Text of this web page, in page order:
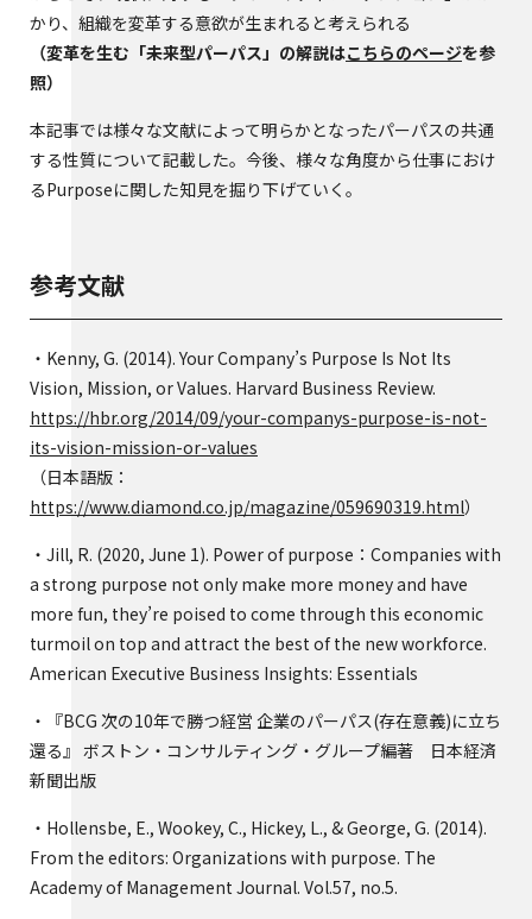
かり、組織を変革する意欲が生まれると考えられる
（変革を生む「未来型パーパス」の解説はこちらのページを参
照）
本記事では様々な文献によって明らかとなったパーパスの共通
する性質について記載した。今後、様々な角度から仕事におけ
るPurposeに関した知見を掘り下げていく。
参考文献
・Kenny, G. (2014). Your Company’s Purpose Is Not Its
Vision, Mission, or Values. Harvard Business Review.
https://hbr.org/2014/09/your-companys-purpose-is-not-
its-vision-mission-or-values
（日本語版：
https://www.diamond.co.jp/magazine/059690319.html）
・Jill, R. (2020, June 1). Power of purpose：Companies with
a strong purpose not only make more money and have
more fun, they’re poised to come through this economic
turmoil on top and attract the best of the new workforce.
American Executive Business Insights: Essentials
・『BCG 次の10年で勝つ経営 企業のパーパス(存在意義)に立ち
還る』 ボストン・コンサルティング・グループ編著 日本経済
新聞出版
・Hollensbe, E., Wookey, C., Hickey, L., & George, G. (2014).
From the editors: Organizations with purpose. The
Academy of Management Journal. Vol.57, no.5.